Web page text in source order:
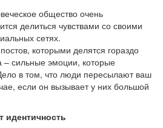
общество очень
делиться чувствами со своими
сетях.
которыми делятся гораздо
сильные эмоции, которые
в том, что люди пересылают ваш
если он вызывает у них большой
идентичность